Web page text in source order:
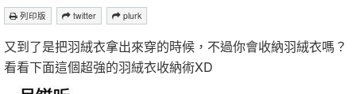
列印版 twitter plurk
又到了是把羽絨衣拿出來穿的時候，不過你會收納羽絨衣嗎？
看看下面這個超強的羽絨衣收納術XD